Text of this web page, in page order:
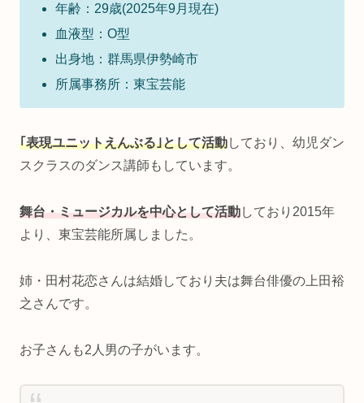
年齢：29歳(2025年9月現在)
血液型：O型
出身地：群馬県伊勢崎市
所属事務所：東宝芸能
｢表現ユニットえんぶる｣として活動しており、幼児ダン
スクラスのダンス講師もしています。
舞台・ミュージカルを中心として活動しており2015年
より、東宝芸能所属しました。
姉・田村花恋さんは結婚しており夫は舞台俳優の上田裕
之さんです。
お子さんも2人男の子がいます。